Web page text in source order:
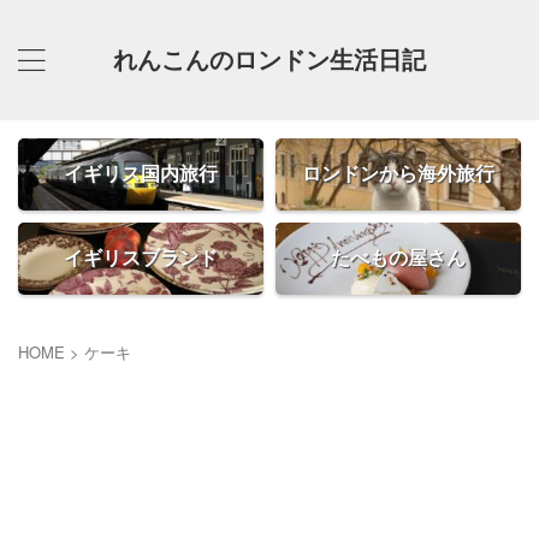
れんこんのロンドン生活日記
イギリス国内旅行 ロンドンから海外旅行
イギリスブランド たべもの屋さん
HOME > ケーキ